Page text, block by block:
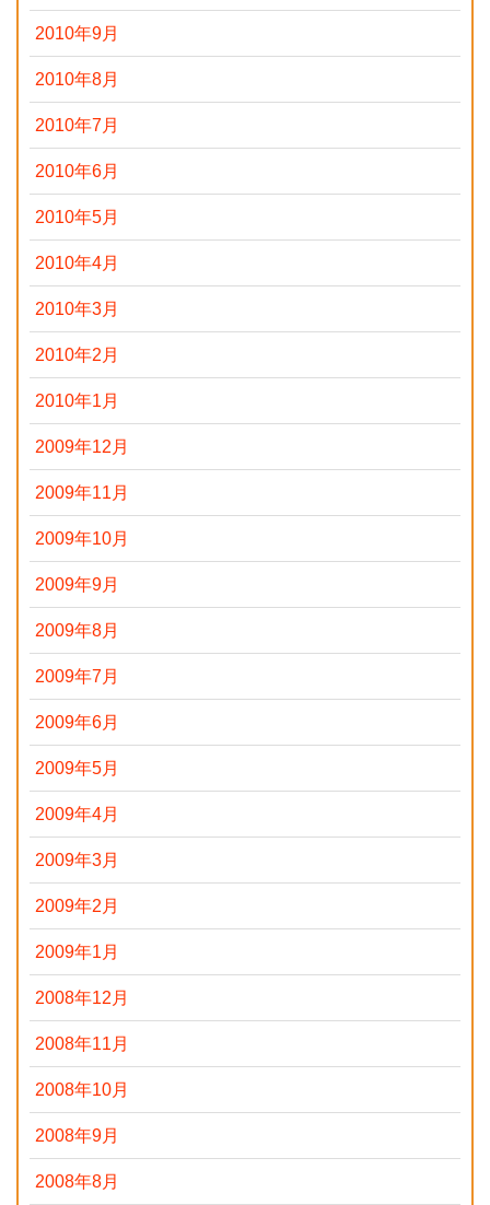
2010年9月
2010年8月
2010年7月
2010年6月
2010年5月
2010年4月
2010年3月
2010年2月
2010年1月
2009年12月
2009年11月
2009年10月
2009年9月
2009年8月
2009年7月
2009年6月
2009年5月
2009年4月
2009年3月
2009年2月
2009年1月
2008年12月
2008年11月
2008年10月
2008年9月
2008年8月